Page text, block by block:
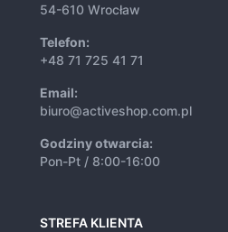
54-610 Wrocław
Telefon:
+48 71 725 41 71
Email:
biuro@activeshop.com.pl
Godziny otwarcia:
Pon-Pt / 8:00-16:00
STREFA KLIENTA